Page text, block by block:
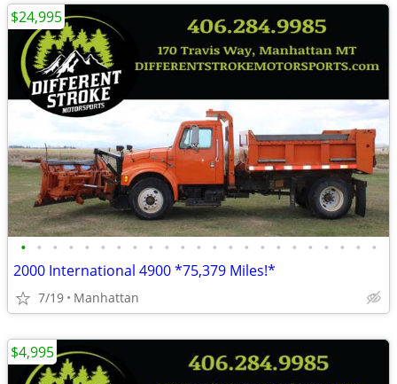
• • • • • • • • • • • • • • • • • • • • • • •
2000 International 4900 *75,379 Miles!*
7/19 Manhattan
$24,995
$4,995